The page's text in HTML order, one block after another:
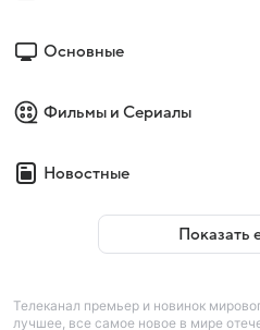
Основные
Фильмы и Сериалы
Новостные
Показать
Телеканал премьер и новинок
лучшее, все самое новое в мире